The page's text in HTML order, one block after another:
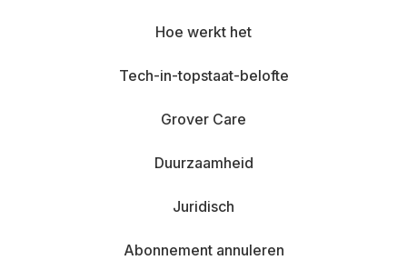
Hoe werkt het
Tech-in-topstaat-belofte
Grover Care
Duurzaamheid
Juridisch
Abonnement annuleren